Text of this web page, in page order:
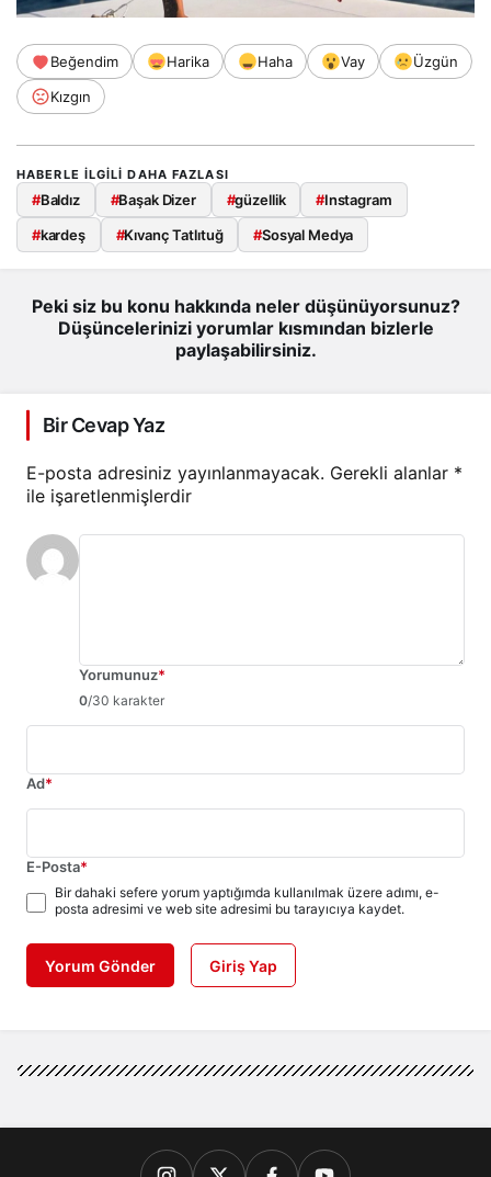
Beğendim Harika Haha Vay
Üzgün
Kızgın
HABERLE ILGILI DAHA FAZLASI
#Baldız #Başak Dizer #güzellik #Instagram
#kardeş #Kıvanç Tatlıtuğ #Sosyal Medya
Peki siz bu konu hakkında neler düşünüyorsunuz?
Düşüncelerinizi yorumlar kısmından bizlerle
paylaşabilirsiniz.
Bir Cevap Yaz
E-posta adresiniz yayınlanmayacak. Gerekli alanlar *
ile işaretlenmişlerdir
Yorumunuz*
0/30 karakter
Ad*
E-Posta*
Bir dahaki sefere yorum yaptığımda kullanılmak üzere adımı, e-
posta adresimi ve web site adresimi bu tarayıcıya kaydet.
Yorum Gönder Giriş Yap